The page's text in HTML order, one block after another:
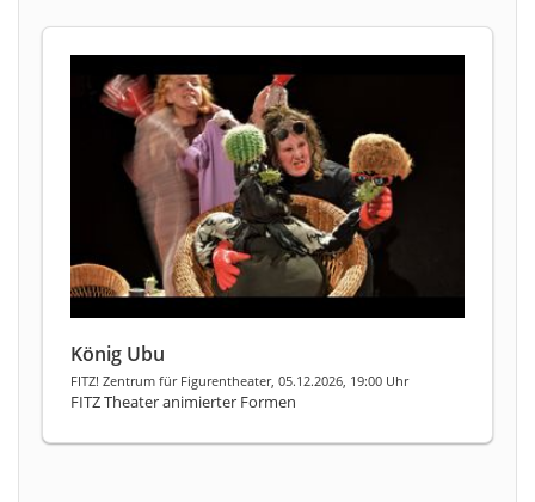
König Ubu
FITZ! Zentrum für Figurentheater, 05.12.2026, 19:00 Uhr
FITZ Theater animierter Formen